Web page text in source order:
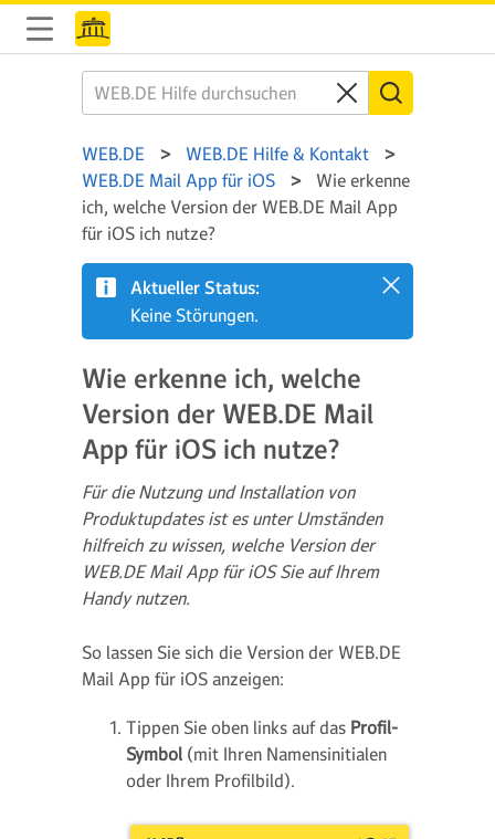
WEB.DE
WEB.DE Hilfe & Kontakt
WEB.DE Mail App für iOS
Wie erkenne
ich, welche Version der WEB.DE Mail App
für iOS ich nutze?
Aktueller Status:
Keine Störungen.
Wie erkenne ich, welche
Version der WEB.DE Mail
App für iOS ich nutze?
Für die Nutzung und Installation von
Produktupdates ist es unter Umständen
hilfreich zu wissen, welche Version der
WEB.DE Mail App für iOS Sie auf Ihrem
Handy nutzen.
So lassen Sie sich die Version der WEB.DE
Mail App für iOS anzeigen:
Tippen Sie oben links auf das Profil-
Symbol (mit Ihren Namensinitialen
oder Ihrem Profilbild).